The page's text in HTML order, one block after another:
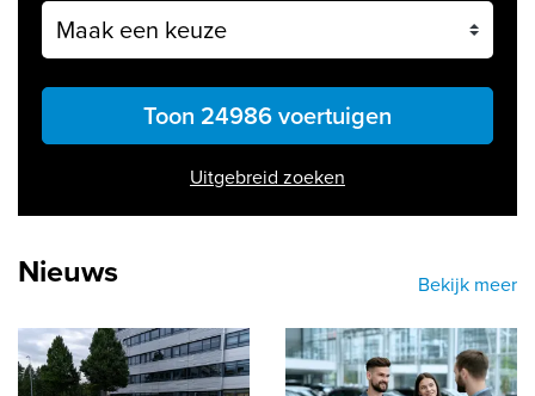
Toon 24986 voertuigen
Uitgebreid zoeken
Nieuws Bekijk meer